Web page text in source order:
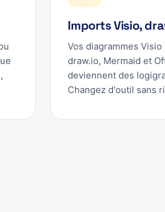
Imports Visio,
Vos diagrammes
draw.io, Mermaid et
deviennent des
Changez d'outil sans